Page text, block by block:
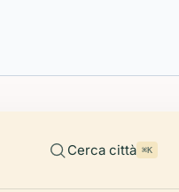
Cerca città ⌘K